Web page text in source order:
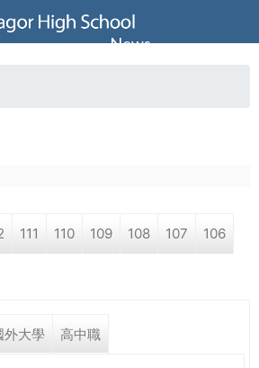
to navigation
111 110 109 108 107 106
外大學 高中職
News